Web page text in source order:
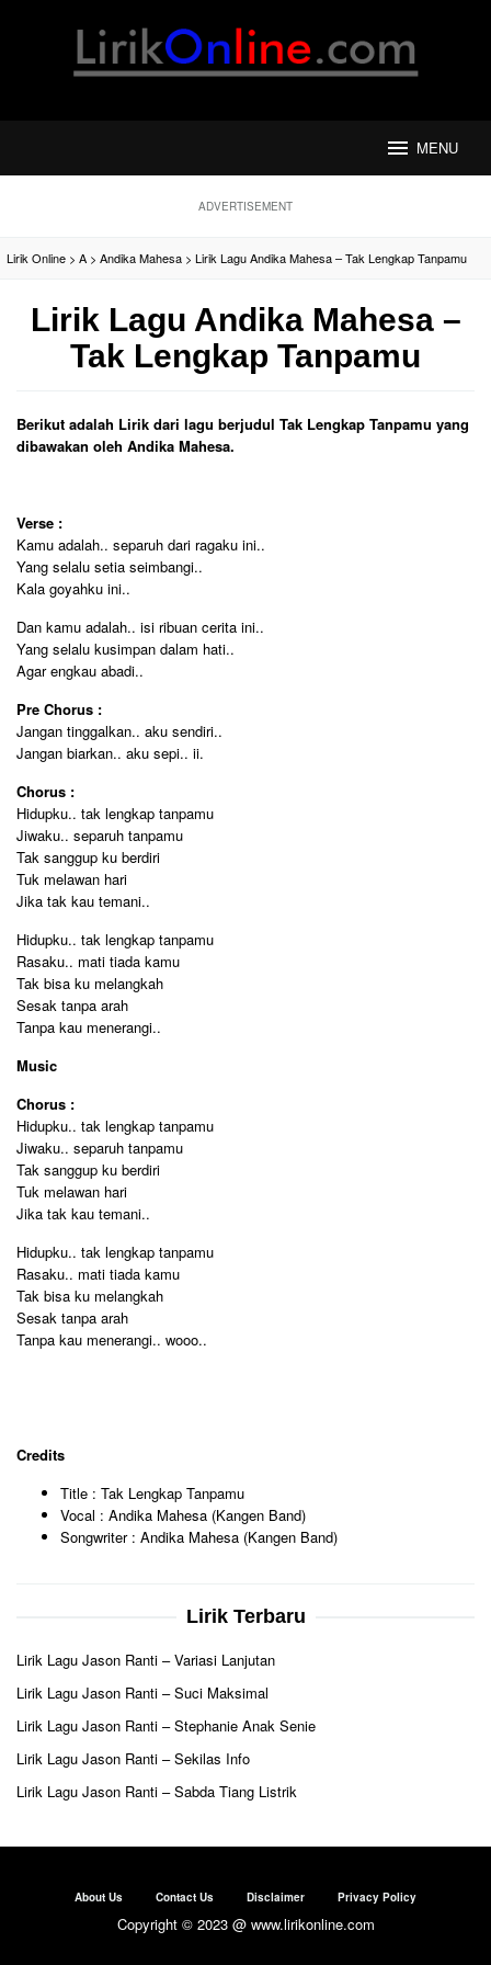
MENU
ADVERTISEMENT
Lirik Online > A > Andika Mahesa > Lirik Lagu Andika Mahesa – Tak Lengkap Tanpamu
Lirik Lagu Andika Mahesa –
Tak Lengkap Tanpamu
Berikut adalah Lirik dari lagu berjudul Tak Lengkap Tanpamu yang
dibawakan oleh Andika Mahesa.
Verse :
Kamu adalah.. separuh dari ragaku ini..
Yang selalu setia seimbangi..
Kala goyahku ini..
Dan kamu adalah.. isi ribuan cerita ini..
Yang selalu kusimpan dalam hati..
Agar engkau abadi..
Pre Chorus :
Jangan tinggalkan.. aku sendiri..
Jangan biarkan.. aku sepi.. ii.
Chorus :
Hidupku.. tak lengkap tanpamu
Jiwaku.. separuh tanpamu
Tak sanggup ku berdiri
Tuk melawan hari
Jika tak kau temani..
Hidupku.. tak lengkap tanpamu
Rasaku.. mati tiada kamu
Tak bisa ku melangkah
Sesak tanpa arah
Tanpa kau menerangi..
Music
Chorus :
Hidupku.. tak lengkap tanpamu
Jiwaku.. separuh tanpamu
Tak sanggup ku berdiri
Tuk melawan hari
Jika tak kau temani..
Hidupku.. tak lengkap tanpamu
Rasaku.. mati tiada kamu
Tak bisa ku melangkah
Sesak tanpa arah
Tanpa kau menerangi.. wooo..
Credits
Title : Tak Lengkap Tanpamu
Vocal : Andika Mahesa (Kangen Band)
Songwriter : Andika Mahesa (Kangen Band)
Lirik Terbaru
Lirik Lagu Jason Ranti – Variasi Lanjutan
Lirik Lagu Jason Ranti – Suci Maksimal
Lirik Lagu Jason Ranti – Stephanie Anak Senie
Lirik Lagu Jason Ranti – Sekilas Info
Lirik Lagu Jason Ranti – Sabda Tiang Listrik
About Us Contact Us Disclaimer Privacy Policy
Copyright © 2023 @ www.lirikonline.com